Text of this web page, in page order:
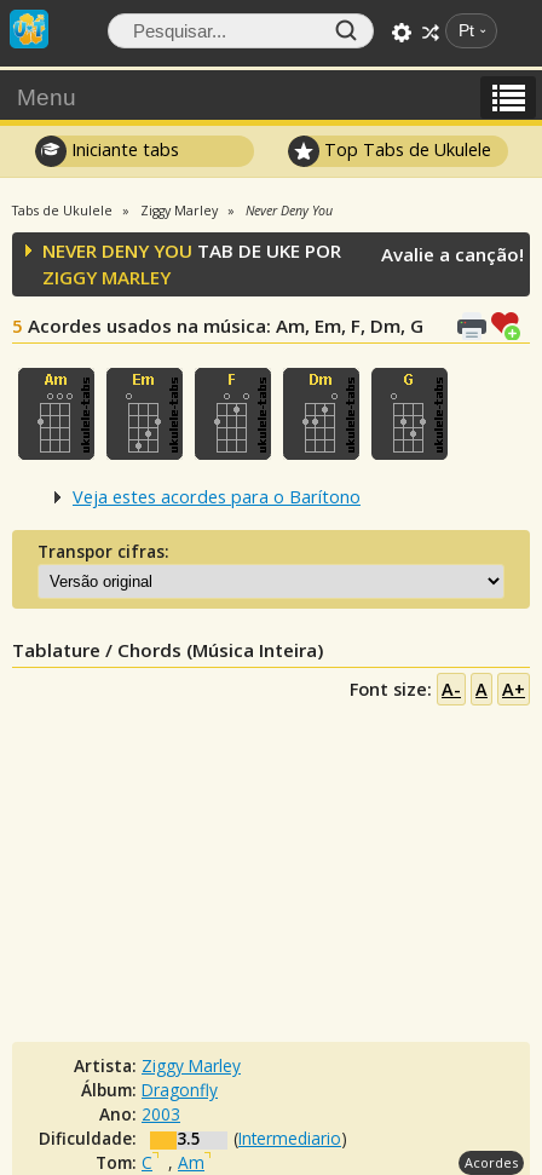
Pt
Menu
Iniciante tabs Top Tabs de Ukulele
Tabs de Ukulele Ziggy Marley Never Deny You
NEVER DENY YOU TAB DE UKE POR
ZIGGY MARLEY
5 Acordes usados na música: Am, Em, F, Dm, G
Avalie a canção!
Veja estes acordes para o Barítono
Transpor cifras:
Tablature / Chords (Música Inteira)
Font size: A- A A+
Artista: Ziggy Marley
Álbum: Dragonfly
Ano: 2003
Dificuldade:
3.5 (Intermediario)
Tom: C , Am Acordes